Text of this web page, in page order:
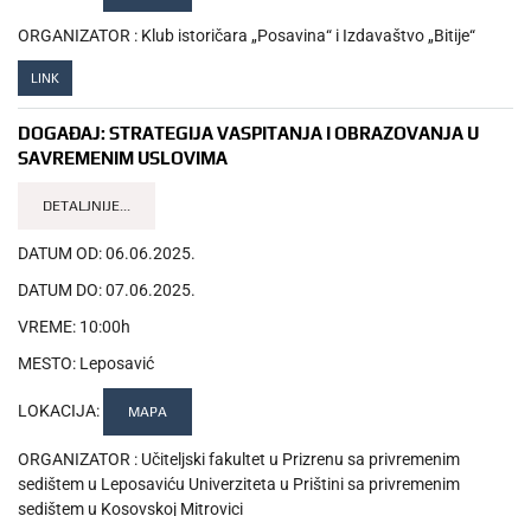
ORGANIZATOR : Klub istoričara „Posavina“ i Izdavaštvo „Bitije“
LINK
DOGAĐAJ:STRATEGIJA VASPITANJA I OBRAZOVANJA U
SAVREMENIM USLOVIMA
DETALJNIJE...
DATUM OD:06.06.2025.
DATUM DO:07.06.2025.
VREME: 10:00h
MESTO: Leposavić
LOKACIJA: MAPA
ORGANIZATOR : Učiteljski fakultet u Prizrenu sa privremenim
sedištem u Leposaviću Univerziteta u Prištini sa privremenim
sedištem u Kosovskoj Mitrovici